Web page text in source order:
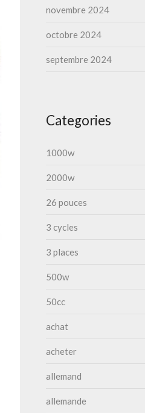
novembre 2024
octobre 2024
septembre 2024
Categories
1000w
2000w
26 pouces
3 cycles
3 places
500w
50cc
achat
acheter
allemand
allemande